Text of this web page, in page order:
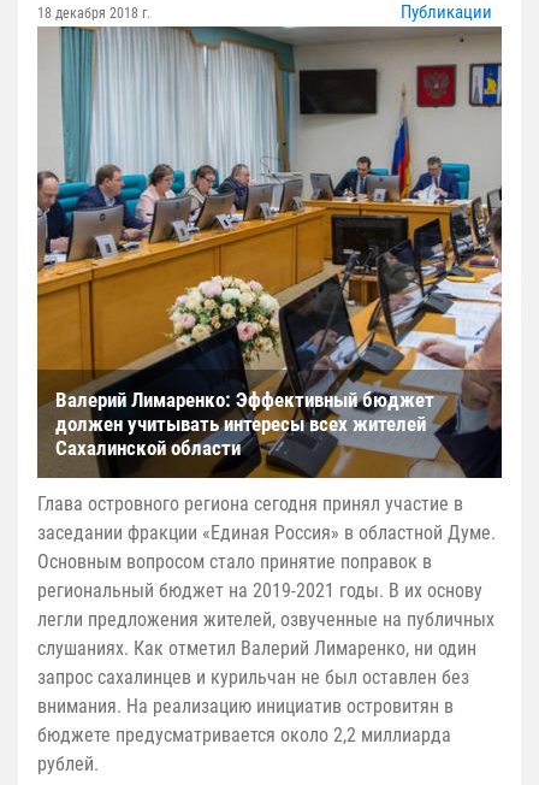
18 декабря 2018 г. Публикации
Валерий Лимаренко: Эффективный бюджет
должен учитывать интересы всех жителей
Сахалинской области
Глава островного региона сегодня принял участие в
заседании фракции «Единая Россия» в областной Думе.
Основным вопросом стало принятие поправок в
региональный бюджет на 2019-2021 годы. В их основу
легли предложения жителей, озвученные на публичных
слушаниях. Как отметил Валерий Лимаренко, ни один
запрос сахалинцев и курильчан не был оставлен без
внимания. На реализацию инициатив островитян в
бюджете предусматривается около 2,2 миллиарда
рублей.